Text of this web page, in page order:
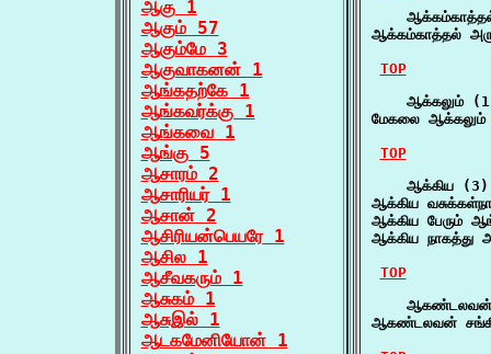
ஆகு 1
ஆகும் 57
ஆகும்மே 3
ஆகுவாகனன் 1
ஆங்கதற்கே 1
ஆங்கவர்க்கு 1
ஆங்கவை 1
ஆங்கு 5
ஆசாரம் 2
ஆசாரியர் 1
ஆசான் 2
ஆசிரியன்பெயரே 1
ஆசில 1
ஆசீவகரும் 1
ஆசுகம் 1
ஆசுஇல் 1
ஆடகமேனியோன் 1
ஆக்கம்காத்தல்
TOP
ஆக்கலும்
மேகலை ஆக்கலும்
TOP
    ஆக்கிய (3)
ஆக்கிய
ஆக்கிய பேரும்
ஆக்கிய நாகத்து
TOP
ஆகண்டலவன்
ஆகண்டலவன்